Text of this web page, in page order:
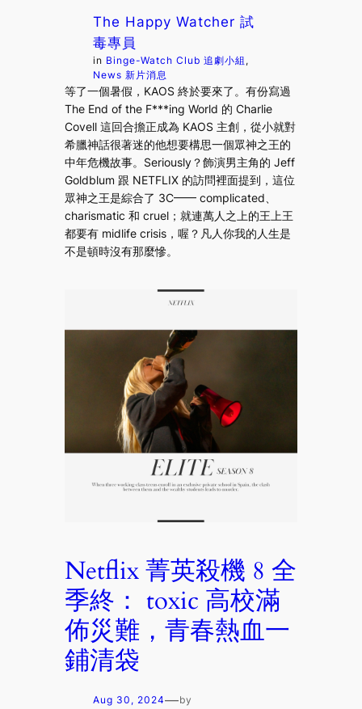
The Happy Watcher 試
毒專員
in Binge-Watch Club 追劇小組
News 新片消息
等了一個暑假，KAOS 終於要來了。有份寫過
The End of the F***ing World 的 Charlie
Covell 這回合擔正成為 KAOS 主創，從小就對
希臘神話很著迷的他想要構思一個眾神之王的
中年危機故事。Seriously？飾演男主角的 Jeff
Goldblum 跟 NETFLIX 的訪問裡面提到，這位
眾神之王是綜合了 3C—— complicated、
charismatic 和 cruel；就連萬人之上的王上王
都要有 midlife crisis，喔？凡人你我的人生是
不是頓時沒有那麼慘。
Netflix 菁英殺機 8 全
季終： toxic 高校滿
佈災難，青春熱血一
鋪清袋
Aug 30, 2024—by